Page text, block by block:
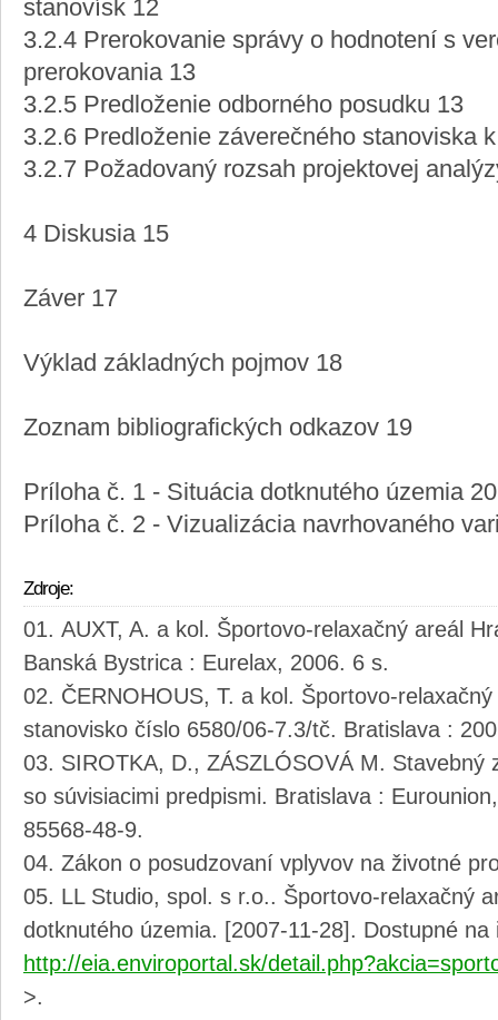
stanovísk 12
3.2.4 Prerokovanie správy o hodnotení s
prerokovania 13
3.2.5 Predloženie odborného posudku 13
3.2.6 Predloženie záverečného stanoviska
3.2.7 Požadovaný rozsah projektovej
4 Diskusia 15
Záver 17
Výklad základných pojmov 18
Zoznam bibliografických odkazov 19
Príloha č. 1 - Situácia dotknutého územia 20
Príloha č. 2 - Vizualizácia navrhovaného
Zdroje:
AUXT, A. a kol. Športovo-relaxačný areál
Banská Bystrica : Eurelax, 2006. 6 s.
ČERNOHOUS, T. a kol. Športovo-
stanovisko číslo 6580/06-7.3/tč. Bratislava :
SIROTKA, D., ZÁSZLÓSOVÁ M. Stavebný
so súvisiacimi predpismi. Bratislava :
85568-48-9.
Zákon o posudzovaní vplyvov na životné
LL Studio, spol. s r.o.. Športovo-relaxačný
dotknutého územia. [2007-11-28]. Dostupné na
http://eia.enviroportal.sk/
>.